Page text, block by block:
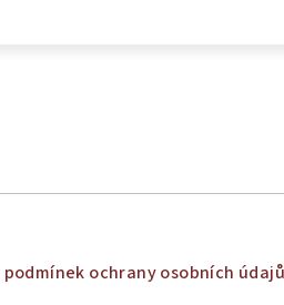
podmínek ochrany osobních údajů